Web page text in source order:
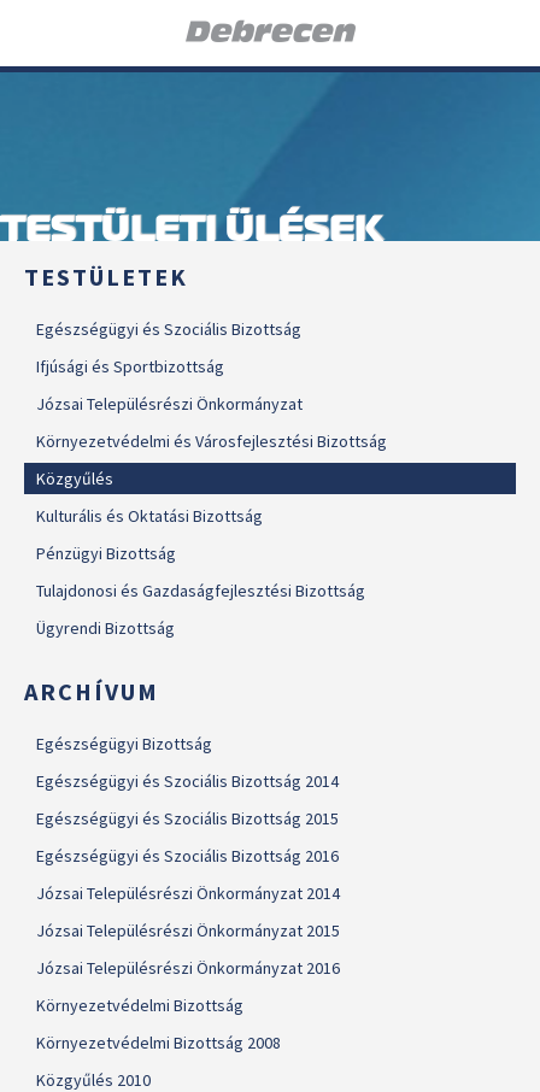
TESTÜLETI ÜLÉSEK
TESTÜLETEK
Egészségügyi és Szociális Bizottság
Ifjúsági és Sportbizottság
Józsai Településrészi Önkormányzat
Környezetvédelmi és Városfejlesztési Bizottság
Közgyűlés
Kulturális és Oktatási Bizottság
Pénzügyi Bizottság
Tulajdonosi és Gazdaságfejlesztési Bizottság
Ügyrendi Bizottság
ARCHÍVUM
Egészségügyi Bizottság
Egészségügyi és Szociális Bizottság 2014
Egészségügyi és Szociális Bizottság 2015
Egészségügyi és Szociális Bizottság 2016
Józsai Településrészi Önkormányzat 2014
Józsai Településrészi Önkormányzat 2015
Józsai Településrészi Önkormányzat 2016
Környezetvédelmi Bizottság
Környezetvédelmi Bizottság 2008
Közgyűlés 2010